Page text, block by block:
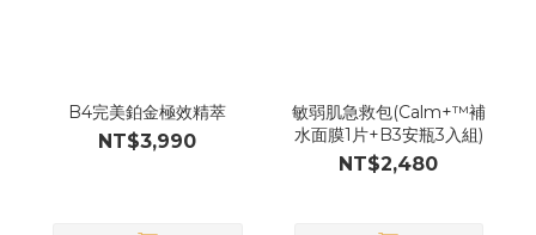
B4完美鉑金極效精萃
NT$3,990
敏弱肌急救包(Calm+™補
水面膜1片+B3安瓶3入組)
NT$2,480